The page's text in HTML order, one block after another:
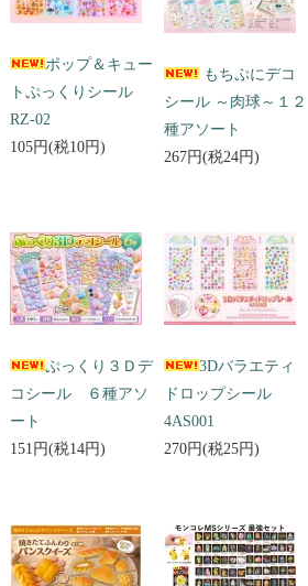
ポップ＆キュー
トぷっくりシール
RZ-02
105円(税10円)
もちぷにデコ
シール ～肉球～１２
種アソート
267円(税24円)
ぷっくり３Ｄデ
コシール ６種アソ
ート
151円(税14円)
3Dバラエティ
ドロップシール
4AS001
270円(税25円)